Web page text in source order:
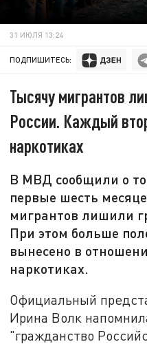
31 ИЮЛЯ 13:24
ПОДПИШИТЕСЬ:
Тысячу мигрантов
России. Каждый
наркотиках
В МВД сообщили о
первые шесть
мигрантов лишили
При этом больше
вынесено в
наркотиках.
Официальный
Ирина Волк
"гражданство